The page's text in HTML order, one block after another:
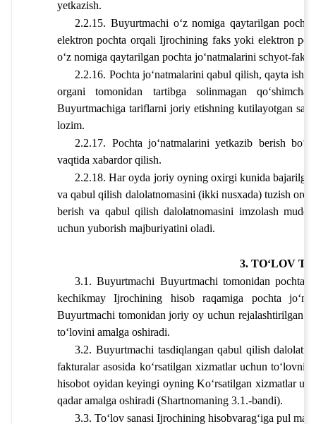
yetkazish.
2.2.15. Buyurtmachi oʻz nomiga qaytarilgan
elektron pochta orqali Ijrochining faks yoki elektron
oʻz nomiga qaytarilgan pochta joʻnatmalarini schyot-
2.2.16. Pochta joʻnatmalarini qabul qilish, qayta
organi tomonidan tartibga solinmagan
Buyurtmachiga tariflarni joriy etishning kutilayotgan
lozim.
2.2.17. Pochta joʻnatmalarini yetkazib berish
vaqtida xabardor qilish.
2.2.18. Har oyda joriy oyning oxirgi kunida
va qabul qilish dalolatnomasini (ikki nusxada) tuzish
berish va qabul qilish dalolatnomasini imzolash
uchun yuborish majburiyatini oladi.
3. TOʻLOV
3.1. Buyurtmachi Buyurtmachi tomonidan pochta
kechikmay Ijrochining hisob raqamiga pochta
Buyurtmachi tomonidan joriy oy uchun rejalashtirilgan
toʻlovini amalga oshiradi.
3.2. Buyurtmachi tasdiqlangan qabul qilish
fakturalar asosida koʻrsatilgan xizmatlar uchun toʻlovni
hisobot oyidan keyingi oyning Ko‘rsatilgan xizmatlar
qadar amalga oshiradi (Shartnomaning 3.1.-bandi).
3.3. Toʻlov sanasi Ijrochining hisobvaragʻiga pul